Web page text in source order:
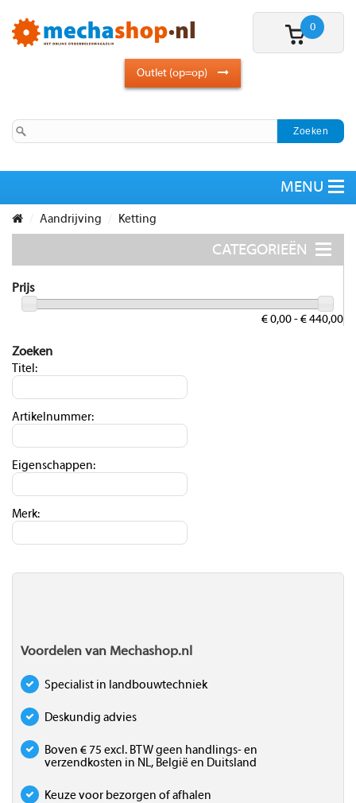
0
Outlet (op=op)
Aandrijving Ketting
Prijs
€ 0,00 - € 440,00
Zoeken
Titel:
Artikelnummer:
Eigenschappen:
Merk:
Voordelen van Mechashop.nl
Specialist in landbouwtechniek
Deskundig advies
Boven € 75 excl. BTW geen handlings- en
verzendkosten in NL, België en Duitsland
Keuze voor bezorgen of afhalen